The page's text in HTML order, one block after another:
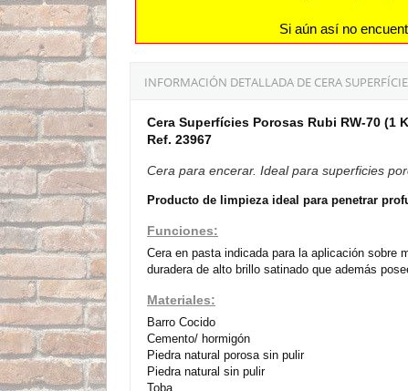
Si aún así no
INFORMACIÓN DETALLADA DE CERA
Cera Superfícies Porosas Rubi RW-70 (1
Ref. 23967
Cera para encerar. Ideal para superficies
Producto de limpieza ideal para penetrar
Funciones:
Cera en pasta indicada para la aplicación sobre
duradera de alto brillo satinado que además
Materiales:
Barro Cocido
Cemento/ hormigón
Piedra natural porosa sin pulir
Piedra natural sin pulir
Toba